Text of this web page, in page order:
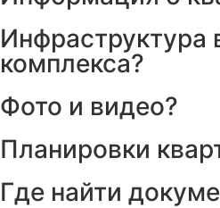
Инфраструктура
комплекса?
Фото и видео?
Планировки
Где найти